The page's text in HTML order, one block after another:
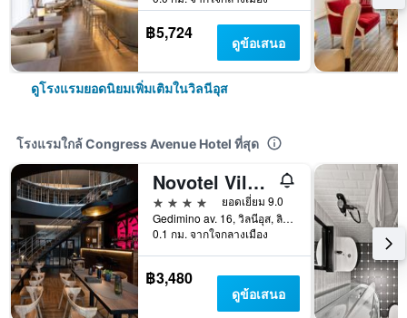
฿5,724 ดูข้อเสนอ
ดูโรงแรมยอดนิยมเพิ่มเติมในวิลนีอุส
โรงแรมใกล้ Congress Avenue Hotel ที่สุด
Novotel Vilnius Centre
4 ดาว
ยอดเยี่ยม 9.0
Gedimino av. 16, วิลนีอุส, ลิทัวเนีย
0.1 กม. จากใจกลางเมือง
฿3,480
ดูข้อเสนอ